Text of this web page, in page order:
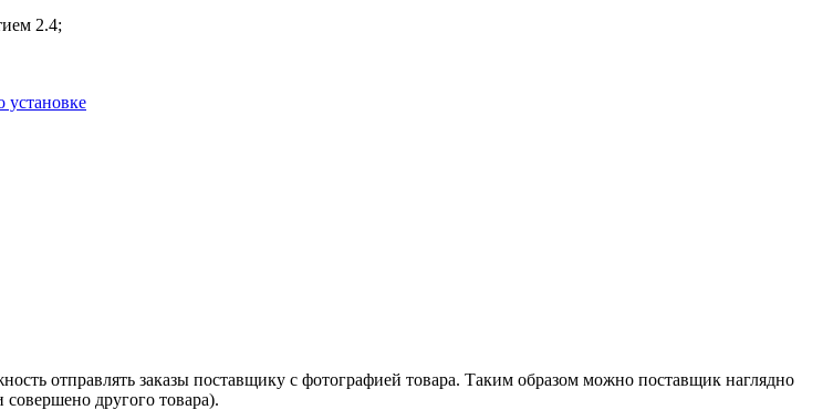
2.4;
установке
отправлять заказы поставщику с фотографией товара. Таким образом можно поставщик наглядно
другого товара).